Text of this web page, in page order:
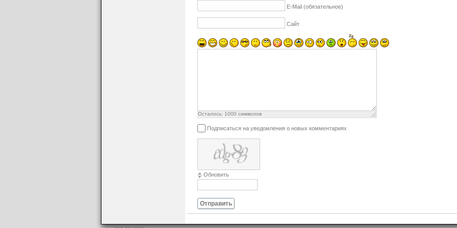
E-Mail (обязательное)
Сайт
Осталось: 1000 символов
Подписаться на уведомления о новых комментариях
Обновить
Отправить